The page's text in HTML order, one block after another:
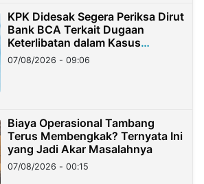
KPK Didesak Segera Periksa Dirut
Bank BCA Terkait Dugaan
Keterlibatan dalam Kasus
Hilangnya Dana Nasabah Rp2,58
Miliar
07/08/2026 - 09:06
Biaya Operasional Tambang
Terus Membengkak? Ternyata Ini
yang Jadi Akar Masalahnya
07/08/2026 - 00:15